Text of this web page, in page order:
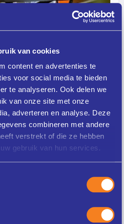
van cookies
content en advertenties te
voor social media te bieden
te analyseren. Ook delen we
van onze site met onze
adverteren en analyse. Deze
combineren met andere
verstrekt of die ze hebben
gebruik van hun services.
ontwikkeling in het
echt impact heeft? Bij
in en vanuit de praktijk